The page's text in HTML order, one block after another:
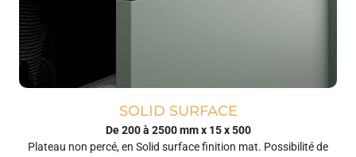
SOLID SURFACE
De 200 à 2500 mm x 15 x 500
Plateau non percé, en Solid surface finition mat. Possibilité de